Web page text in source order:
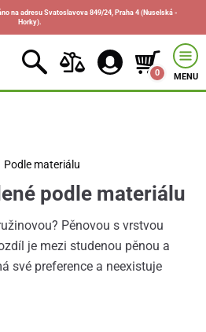
na adresu Svatoslavova 849/24, Praha 4 (Nuselská -
Horky).
0 MENU
Podle materiálu
podle materiálu
Pěnovou s vrstvou
je mezi studenou pěnou a
své preference a neexistuje